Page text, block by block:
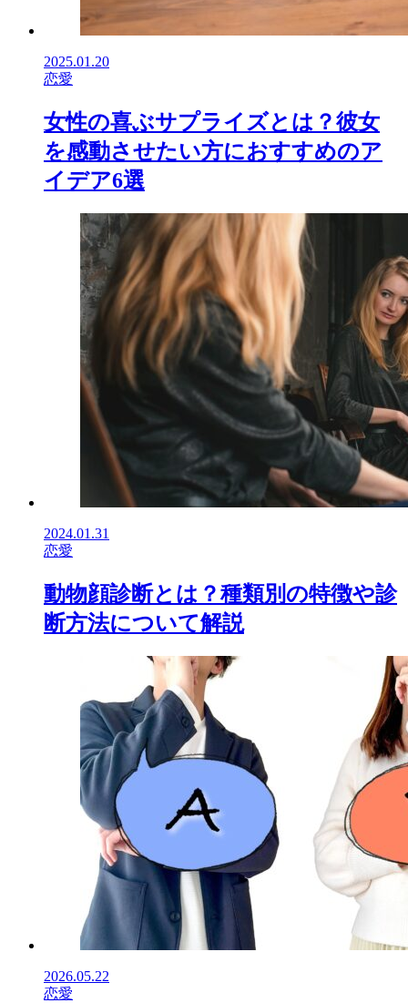
2025.01.20
恋愛
女性の喜ぶサプライズとは？彼女
を感動させたい方におすすめのア
イデア6選
2024.01.31
恋愛
動物顔診断とは？種類別の特徴や診
断方法について解説
2026.05.22
恋愛